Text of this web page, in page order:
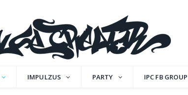
IMPULZUS PARTY IPC FB GROUP
pres. Blend LP